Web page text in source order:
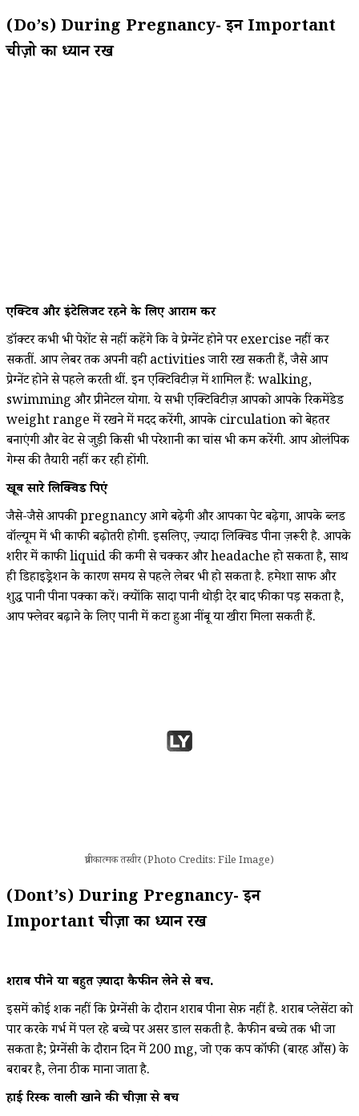
(Do’s) During Pregnancy- इन Important
चीज़ो का ध्यान रखें
एक्टिव और इंटेलिजेंट रहने के लिए आराम करें
डॉक्टर कभी भी पेशेंट से नहीं कहेंगे कि वे प्रेग्नेंट होने पर exercise नहीं कर
सकतीं. आप लेबर तक अपनी वही activities जारी रख सकती हैं, जैसे आप
प्रेग्नेंट होने से पहले करती थीं. इन एक्टिविटीज़ में शामिल हैं: walking,
swimming और प्रीनेटल योगा. ये सभी एक्टिविटीज़ आपको आपके रिकमेंडेड
weight range में रखने में मदद करेंगी, आपके circulation को बेहतर
बनाएंगी और वेट से जुड़ी किसी भी परेशानी का चांस भी कम करेंगी. आप ओलंपिक
गेम्स की तैयारी नहीं कर रही होंगी.
खूब सारे लिक्विड पिएं
जैसे-जैसे आपकी pregnancy आगे बढ़ेगी और आपका पेट बढ़ेगा, आपके ब्लड
वॉल्यूम में भी काफी बढ़ोतरी होगी. इसलिए, ज़्यादा लिक्विड पीना ज़रूरी है. आपके
शरीर में काफी liquid की कमी से चक्कर और headache हो सकता है, साथ
ही डिहाइड्रेशन के कारण समय से पहले लेबर भी हो सकता है. हमेशा साफ और
शुद्ध पानी पीना पक्का करें। क्योंकि सादा पानी थोड़ी देर बाद फीका पड़ सकता है,
आप फ्लेवर बढ़ाने के लिए पानी में कटा हुआ नींबू या खीरा मिला सकती हैं.
प्रतीकात्मक तस्वीर (Photo Credits: File Image)
(Dont’s) During Pregnancy- इन
Important चीज़ों का ध्यान रखें
शराब पीने या बहुत ज़्यादा कैफीन लेने से बचें.
इसमें कोई शक नहीं कि प्रेग्नेंसी के दौरान शराब पीना सेफ़ नहीं है. शराब प्लेसेंटा को
पार करके गर्भ में पल रहे बच्चे पर असर डाल सकती है. कैफीन बच्चे तक भी जा
सकता है; प्रेग्नेंसी के दौरान दिन में 200 mg, जो एक कप कॉफी (बारह औंस) के
बराबर है, लेना ठीक माना जाता है.
हाई रिस्क वाली खाने की चीज़ों से बचें